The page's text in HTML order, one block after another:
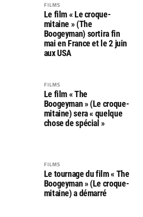
FILMS
Le film « Le croque-
mitaine » (The
Boogeyman) sortira fin
mai en France et le 2 juin
aux USA
FILMS
Le film « The
Boogeyman » (Le croque-
mitaine) sera « quelque
chose de spécial »
FILMS
Le tournage du film « The
Boogeyman » (Le croque-
mitaine) a démarré